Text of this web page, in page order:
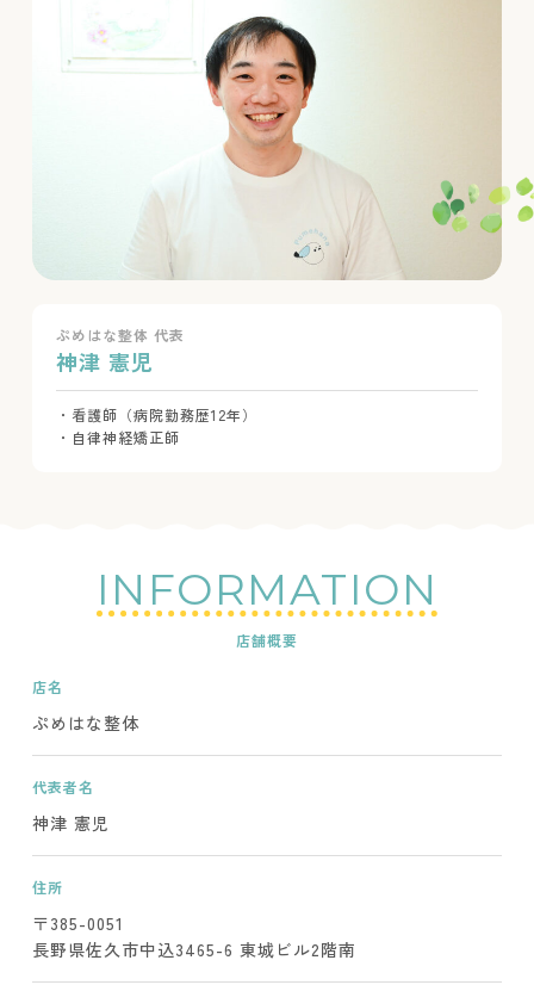
ぷめはな整体 代表
神津 憲児
・看護師（病院勤務歴12年）
・自律神経矯正師
INFORMATION
店舗概要
店名
ぷめはな整体
代表者名
神津 憲児
住所
〒385-0051
長野県佐久市中込3465-6 東城ビル2階南